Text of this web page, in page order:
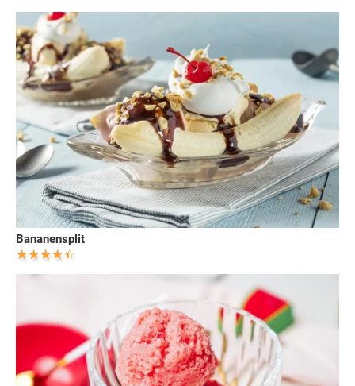
Bananensplit